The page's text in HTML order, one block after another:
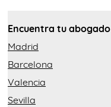
Encuentra tu abogado
Madrid
Barcelona
Valencia
Sevilla